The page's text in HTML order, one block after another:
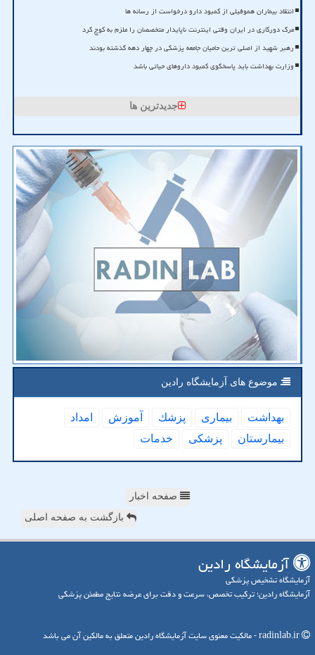
انتقاد بیماران هموفیلی از کمبود دارو درخواست از رسانه ها
مرگ دورکاری در ایران وقتی اینترنت ناپایدار متخصصان را ملزم به کوچ کرد
رهبر شهید از اصلی ترین حامیان جامعه پزشکی در چهار دهه گذشته بودند
وزارت بهداشت باید پاسخگوی کمبود داروهای حیاتی باشد
جدیدترین ها
موضوع های آزمایشگاه رادین
بهداشت بیماری پزشك آموزش
امداد
بیمارستان
پزشكی خدمات
صفحه اخبار
بازگشت به صفحه اصلی
آزمایشگاه رادین
آزمایشگاه تشخیص پزشکی
آزمایشگاه رادین؛ ترکیب تخصص، سرعت و دقت برای عرضه نتایج مطمئن پزشکی